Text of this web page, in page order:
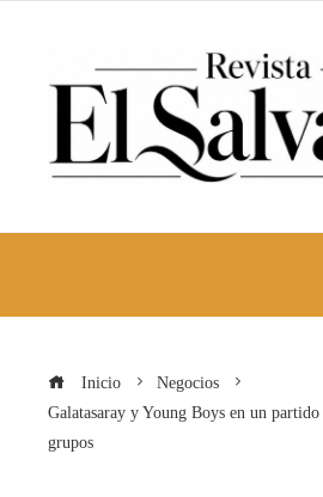
Inicio
Negocios
Galatasaray y Young Boys en un
grupos